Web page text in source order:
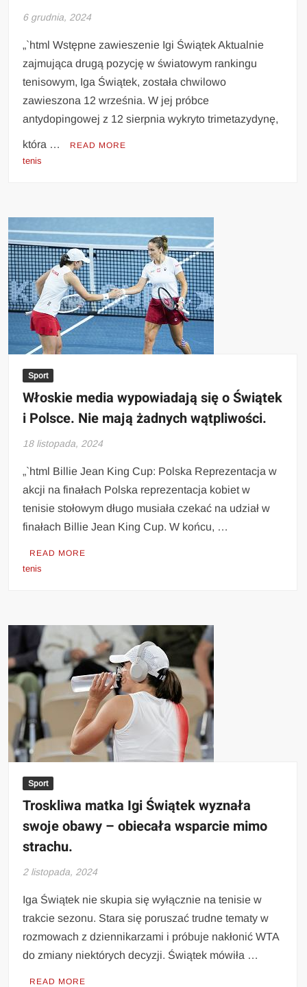
6 grudnia, 2024
„`html Wstępne zawieszenie Igi Świątek Aktualnie
zajmująca drugą pozycję w światowym rankingu
tenisowym, Iga Świątek, została chwilowo
zawieszona 12 września. W jej próbce
antydopingowej z 12 sierpnia wykryto trimetazydynę,
która … READ MORE
tenis
Sport
Włoskie media wypowiadają się o Świątek
i Polsce. Nie mają żadnych wątpliwości.
18 listopada, 2024
„`html Billie Jean King Cup: Polska Reprezentacja w
akcji na finałach Polska reprezentacja kobiet w
tenisie stołowym długo musiała czekać na udział w
finałach Billie Jean King Cup. W końcu, …
READ MORE
tenis
Sport
Troskliwa matka Igi Świątek wyznała
swoje obawy – obiecała wsparcie mimo
strachu.
2 listopada, 2024
Iga Świątek nie skupia się wyłącznie na tenisie w
trakcie sezonu. Stara się poruszać trudne tematy w
rozmowach z dziennikarzami i próbuje nakłonić WTA
do zmiany niektórych decyzji. Świątek mówiła …
READ MORE